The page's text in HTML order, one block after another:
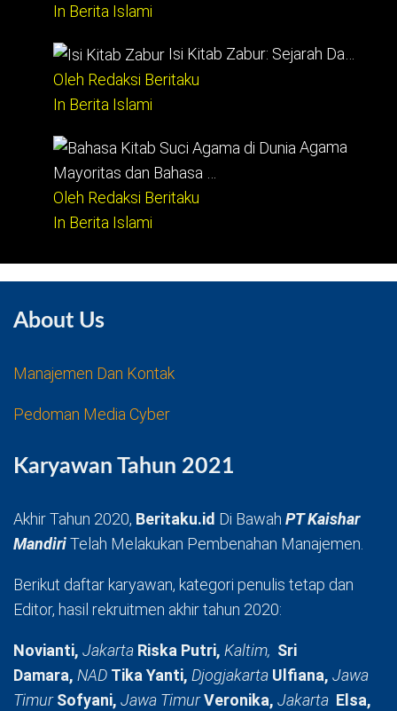
In Berita Islami
Isi Kitab Zabur: Sejarah Da…
Oleh Redaksi Beritaku
In Berita Islami
Agama
Mayoritas dan Bahasa …
Oleh Redaksi Beritaku
In Berita Islami
About Us
Manajemen Dan Kontak
Pedoman Media Cyber
Karyawan Tahun 2021
Akhir Tahun 2020, Beritaku.id Di Bawah PT Kaishar
MandiriTelah Melakukan Pembenahan Manajemen.
Berikut daftar karyawan, kategori penulis tetap dan
Editor, hasil rekruitmen akhir tahun 2020:
Novianti, Jakarta Riska Putri, Kaltim, Sri
Damara, NAD Tika Yanti, Djogjakarta Ulfiana, Jawa
TimurSofyani, Jawa TimurVeronika, Jakarta Elsa,